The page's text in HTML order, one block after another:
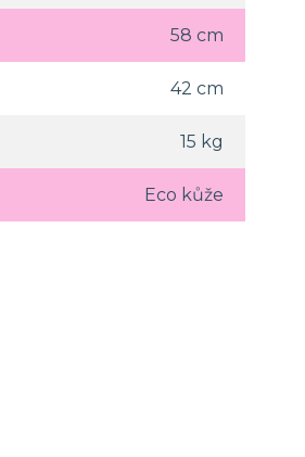
58 cm
42 cm
15 kg
Eco kůže